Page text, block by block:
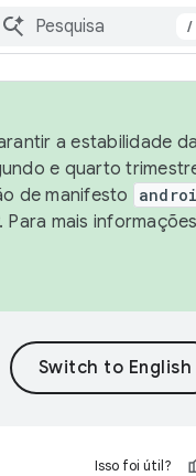
/
a estabilidade da
e quarto
de manifesto
Para mais
Isso foi útil?